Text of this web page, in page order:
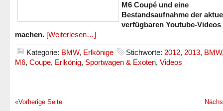
M6 Coupé und eine
Bestandsaufnahme der
verfügbaren Youtube-Videos
machen. [Weiterlesen…]
Kategorie: BMW, Erlkönige Stichworte: 2012, 2013, BMW
M6, Coupe, Erlkönig, Sportwagen & Exoten, Videos
«Vorherige Seite